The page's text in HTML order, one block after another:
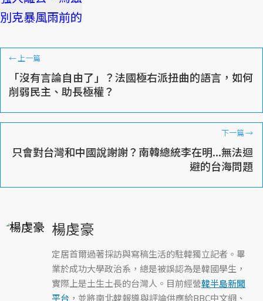
←上一篇
「沒有言論自由了」？法國極右派扭曲的語言，如何
削弱民主、助長極權？
下一篇→
只會對台灣和中國說謝謝？南韓總統李在明...無法迴
避的台海問題
楊虔豪
定居首爾過著採訪與寫稿生活的駐韓獨立記者。畢
業於成功大學政治系，總是被誤認為是韓國學生，
實際上是土生土長的台灣人。目前經營韓半島新聞
平台 ，並將南北韓報導與評論供應給BBC中文網、